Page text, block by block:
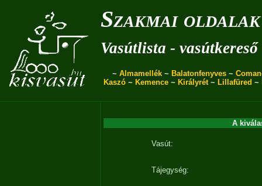
Szakmai oldalak
Vasútlista - vasútkereső
~ Almamellék ~ Balatonfenyves ~
Kaszó~ Kemence~ Királyrét~ Lillafüred ~
A
Vasút:
Tájegység: